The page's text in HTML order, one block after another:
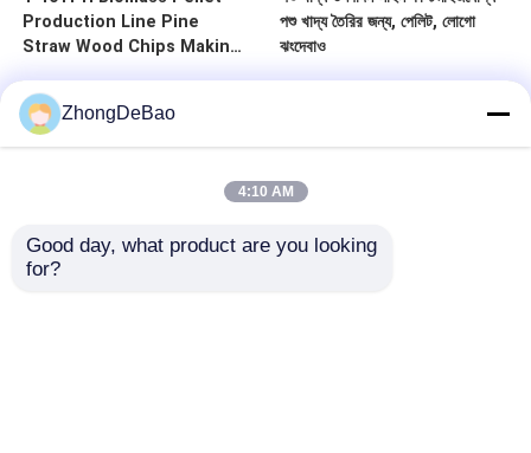
Production Line Pine
Straw Wood Chips Making
পশু খাদ্য তৈরির জন্য, পেলিট, লোগো
ঝংদেবাও
ZhongDeBao
4:10 AM
Good day, what product are you looking
for?